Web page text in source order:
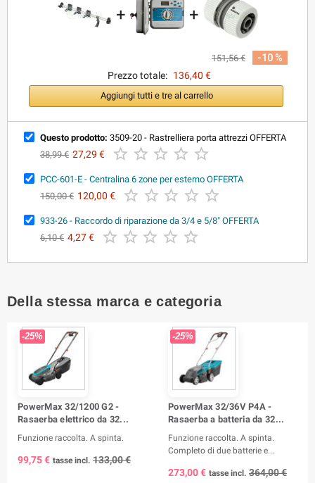
+ +
151,56 €
-10 %
Prezzo totale: 136,40 €
Aggiungi tutti e tre al carrello
Questo prodotto: 3509-20 - Rastrelliera porta attrezzi OFFERTA
38,99 € 27,29 €     
PCC-601-E - Centralina 6 zone per esterno OFFERTA
150,00 € 120,00 €     
933-26 - Raccordo di riparazione da 3/4 e 5/8" OFFERTA
6,10 € 4,27 €     
Della stessa marca e categoria
-25%
PowerMax 32/1200 G2 -
Rasaerba elettrico da 32...
Funzione raccolta. A spinta.
99,75 € tasse incl. 133,00 €
-25%
PowerMax 32/36V P4A -
Rasaerba a batteria da 32...
Funzione raccolta. A spinta.
Completo di due batterie e...
273,00 € tasse incl. 364,00 €